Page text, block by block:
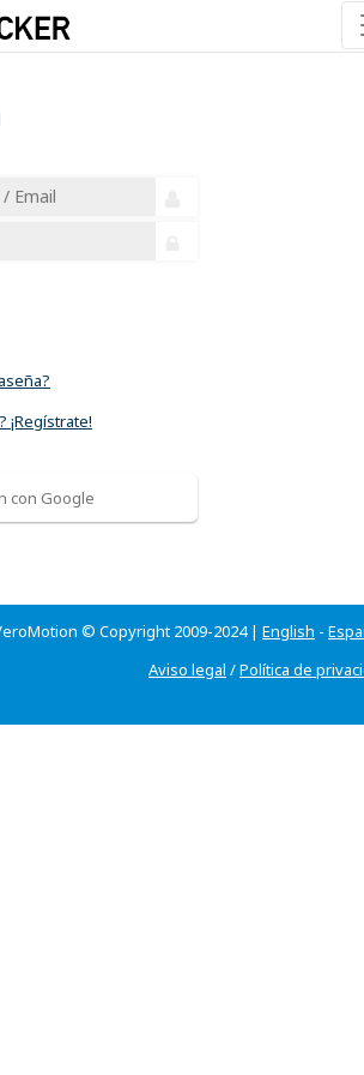
¡Regístrate!
con Google
© Copyright 2009-2024 | English -
Aviso legal /Política de